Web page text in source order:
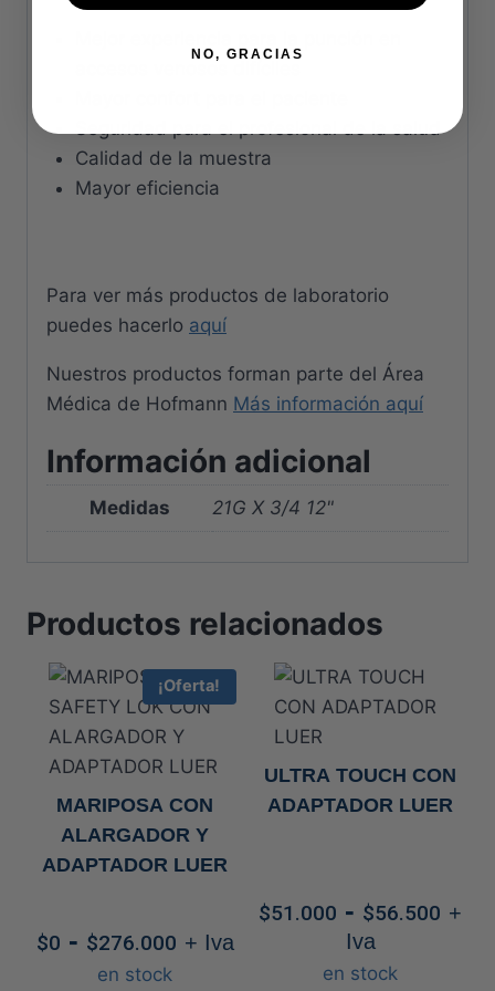
Seguridad para el profesional de la salud
Calidad de la muestra
Mayor eficiencia
Para ver más productos de laboratorio
puedes hacerlo aquí
Nuestros productos forman parte del Área
Médica de Hofmann Más información aquí
Información adicional
Medidas 21G X 3/4 12"
Productos relacionados
¡Oferta!
MARIPOSA CON
ALARGADOR Y
ADAPTADOR LUER
$0 - $276.000Rango
+ Iva
en stock
ULTRA TOUCH CON
ADAPTADOR LUER
$51.000 - $56.500 +
Iva
en stock
NO, GRACIAS